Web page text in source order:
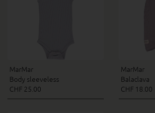
MarMar
Body sleeveless
CHF 25.00
MarMar
Balaclava
CHF 18.00